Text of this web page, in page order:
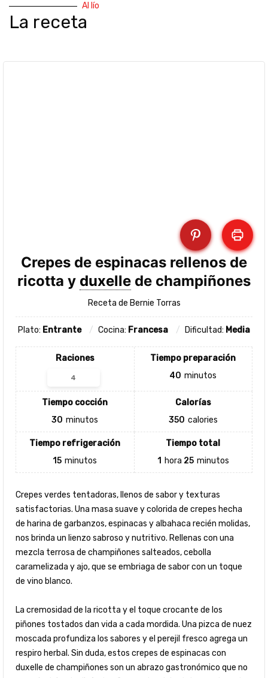
Al lío
La receta
Crepes de espinacas rellenos de
ricotta y duxelle de champiñones
Receta de Bernie Torras
Plato: Entrante Cocina: Francesa Dificultad: Media
Raciones
Tiempo preparación
40 minutos
Tiempo cocción
30 minutos
Calorías
350 calories
Tiempo refrigeración
15 minutos
Tiempo total
1 hora 25 minutos
Crepes verdes tentadoras, llenos de sabor y texturas
satisfactorias. Una masa suave y colorida de crepes hecha
de harina de garbanzos, espinacas y albahaca recién molidas,
nos brinda un lienzo sabroso y nutritivo. Rellenas con una
mezcla terrosa de champiñones salteados, cebolla
caramelizada y ajo, que se embriaga de sabor con un toque
de vino blanco.
La cremosidad de la ricotta y el toque crocante de los
piñones tostados dan vida a cada mordida. Una pizca de nuez
moscada profundiza los sabores y el perejil fresco agrega un
respiro herbal. Sin duda, estos crepes de espinacas con
duxelle de champiñones son un abrazo gastronómico que no